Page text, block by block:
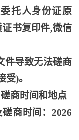
托人身份证原
书复印件,微信
件导致无法磋商
受)。
商时间和地点
商时间：2026